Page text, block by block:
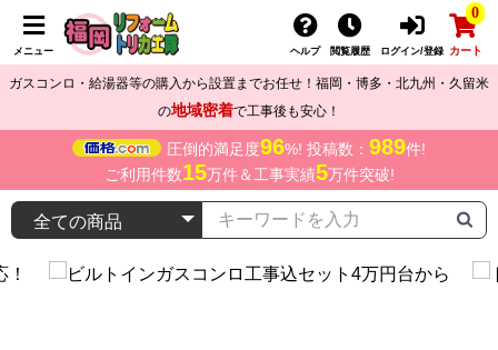
メニュー ヘルプ 閲覧履歴 ログイン/登録
0
カート
ガスコンロ・給湯器等の購入から設置までお任せ！福岡・博多・北九州・久留米
の地域密着で工事後も安心！
圧倒的満足度96%! 投稿数： 989件!
ご利用件数15万件＆工事実績5万件突破!